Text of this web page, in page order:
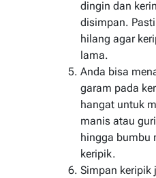
dingin dan
disimpan.
hilang agar
lama.
Anda bisa
garam pada
hangat untuk
manis atau
hingga bumbu
keripik.
Simpan keripik